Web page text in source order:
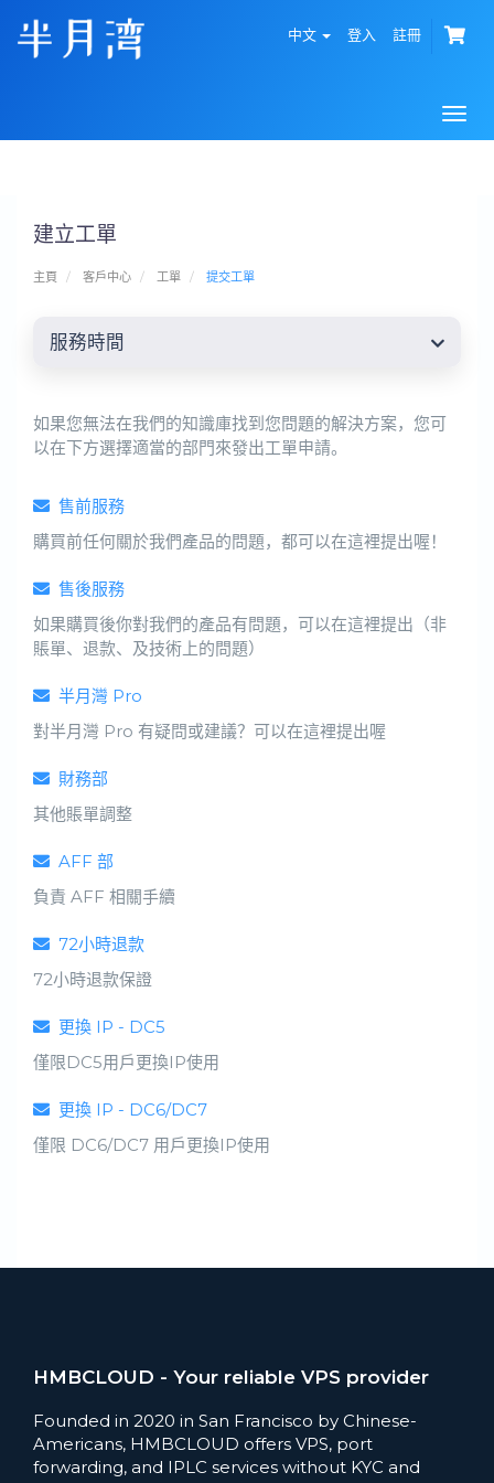
中文 登入 註冊
建立工單
主頁 客戶中心 工單 提交工單
服務時間
如果您無法在我們的知識庫找到您問題的解決方案，您可
以在下方選擇適當的部門來發出工單申請。
售前服務
購買前任何關於我們產品的問題，都可以在這裡提出喔！
售後服務
如果購買後你對我們的產品有問題，可以在這裡提出（非
賬單、退款、及技術上的問題）
半月灣 Pro
對半月灣 Pro 有疑問或建議？可以在這裡提出喔
財務部
其他賬單調整
AFF 部
負責 AFF 相關手續
72小時退款
72小時退款保證
更換 IP - DC5
僅限DC5用戶更換IP使用
更換 IP - DC6/DC7
僅限 DC6/DC7 用戶更換IP使用
HMBCLOUD - Your reliable VPS provider
Founded in 2020 in San Francisco by Chinese-
Americans, HMBCLOUD offers VPS, port
forwarding, and IPLC services without KYC and